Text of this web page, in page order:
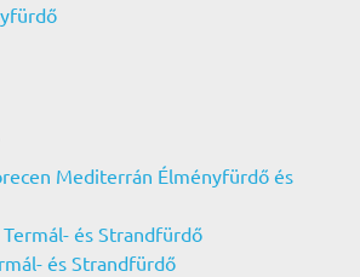
Mediterrán Élményfürdő és
és Strandfürdő
és Strandfürdő